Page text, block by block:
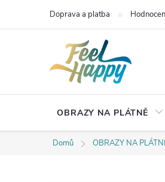
Doprava a platba
OBRAZY NA PLÁTNĚ
Domů OBRAZY NA